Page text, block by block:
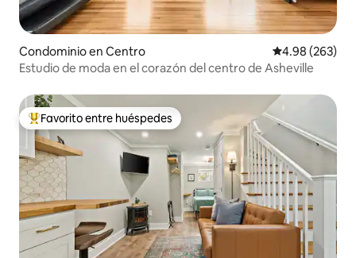
Condominio en Centro Calificación
4.98 (263)
Estudio de moda en el corazón del centro de Asheville
De los mejores en Favorito entre huéspedes
Favorito entre huéspedes